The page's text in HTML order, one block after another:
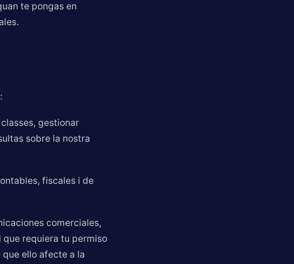
te pongas en
gestionar
sobre la nostra
fiscales i de
comerciales,
requiera tu permiso
ello afecte a la